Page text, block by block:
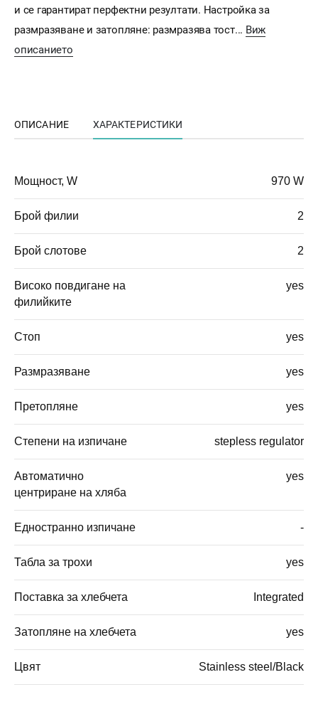
и се гарантират перфектни резултати. Настройка за
размразяване и затопляне: размразява тост... Виж
описанието
ОПИСАНИЕ ХАРАКТЕРИСТИКИ
Мощност, W 970 W
Брой филии 2
Брой слотове 2
Високо повдигане на
филийките
yes
Стоп yes
Размразяване yes
Претопляне yes
Степени на изпичане stepless regulator
Автоматично
центриране на хляба
yes
Едностранно изпичане -
Табла за трохи yes
Поставка за хлебчета Integrated
Затопляне на хлебчета yes
Цвят Stainless steel/Black